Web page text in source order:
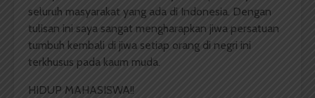
seluruh masyarakat yang ada di Indonesia. Dengan
tulisan ini saya sangat mengharapkan jiwa persatuan
tumbuh kembali di jiwa setiap orang di negri ini
terkhusus pada kaum muda.
HIDUP MAHASISWA!!